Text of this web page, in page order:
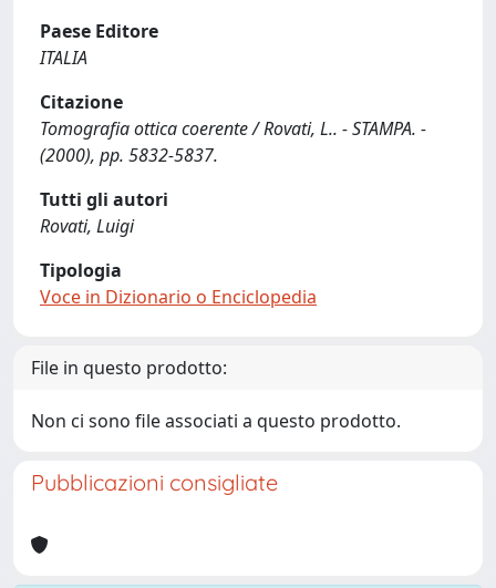
Paese Editore
ITALIA
Citazione
Tomografia ottica coerente / Rovati, L.. - STAMPA. -
(2000), pp. 5832-5837.
Tutti gli autori
Rovati, Luigi
Tipologia
Voce in Dizionario o Enciclopedia
File in questo prodotto:
Non ci sono file associati a questo prodotto.
Pubblicazioni consigliate